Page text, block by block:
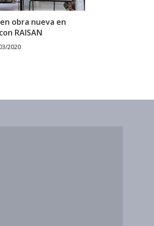
obra nueva en
RAISAN
2020